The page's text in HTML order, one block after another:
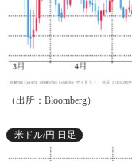
（出所：Bloomberg）
米ドル/円 日足